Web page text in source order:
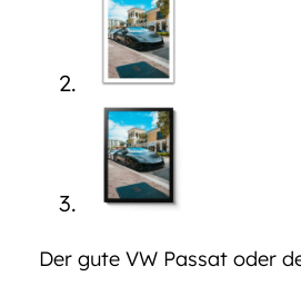
Der gute VW Passat oder